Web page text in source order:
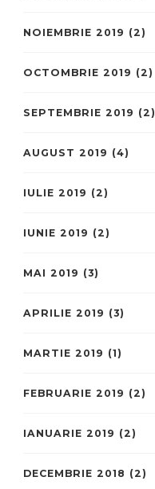
NOIEMBRIE 2019 (2)
OCTOMBRIE 2019 (2)
SEPTEMBRIE 2019 (2)
AUGUST 2019 (4)
IULIE 2019 (2)
IUNIE 2019 (2)
MAI 2019 (3)
APRILIE 2019 (3)
MARTIE 2019 (1)
FEBRUARIE 2019 (2)
IANUARIE 2019 (2)
DECEMBRIE 2018 (2)